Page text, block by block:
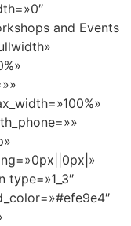
and Events
type=»1_3″